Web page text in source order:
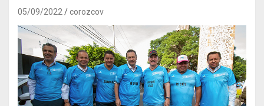
05/09/2022 corozcov